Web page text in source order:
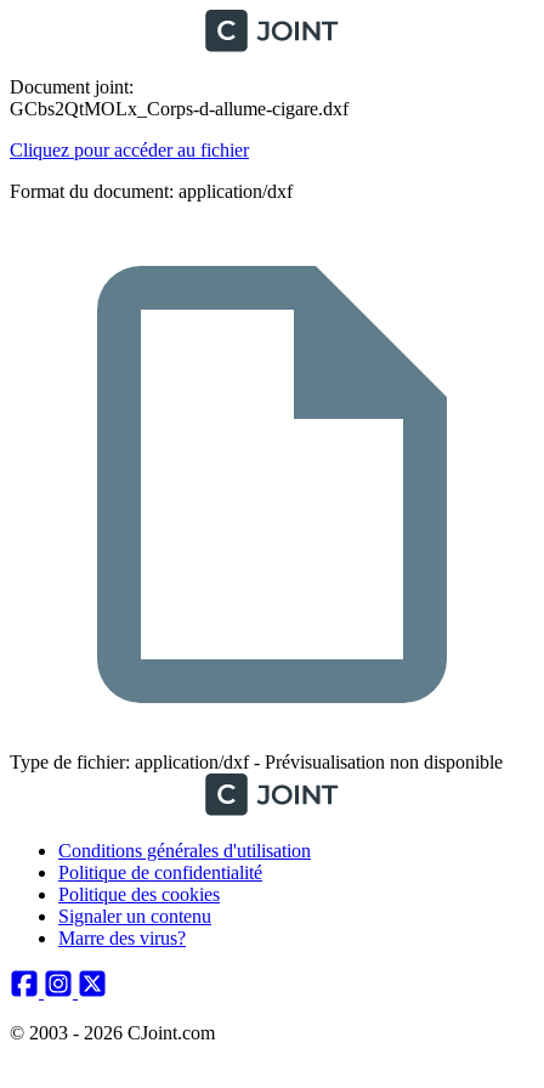
Document joint:
GCbs2QtMOLx_Corps-d-allume-cigare.dxf
Cliquez pour accéder au fichier
Format du document: application/dxf
Type de fichier: application/dxf - Prévisualisation non disponible
Conditions générales d'utilisation
Politique de confidentialité
Politique des cookies
Signaler un contenu
Marre des virus?
© 2003 - 2026 CJoint.com